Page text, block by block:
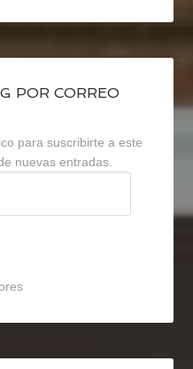
POR CORREO
para suscribirte a este
nuevas entradas.